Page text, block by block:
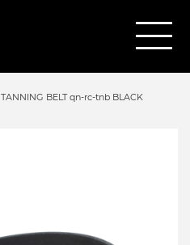
TANNING BELT qn-rc-tnb BLACK